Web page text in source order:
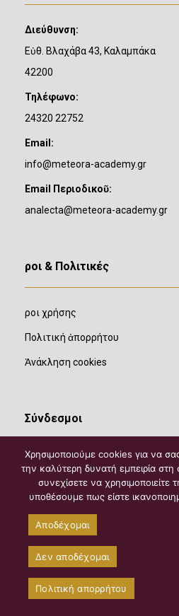
Διεύθυνση:
Εὐθ. Βλαχάβα 43, Καλαμπάκα
42200
Τηλέφωνο:
24320 22752
Email:
info@meteora-academy.gr
Email Περιοδικοῦ:
analecta@meteora-academy.gr
Ὅροι & Πολιτικές
Ὅροι χρήσης
Πολιτική ἀπορρήτου
Ἀνάκληση cookies
Σύνδεσμοι
©2026 Copyright
Site byWebstation
Χρησιμοποιούμε cookies για να
την καλύτερη δυνατή εμπειρία στη
συνεχίσετε να χρησιμοποιείτε
υποθέσουμε πως είστε
Αποδέχομαι
Δεν αποδέχομαι
Πολιτική απορρήτου